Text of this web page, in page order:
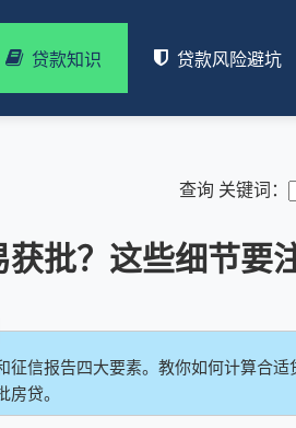
贷款知识 贷款风险避坑
查询 关键词：
批？这些细节要
信报告四大要素。教你如何计算合
贷。